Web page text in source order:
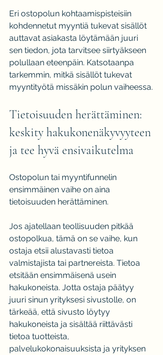
Eri ostopolun kohtaamispisteisiin
kohdennetut myyntiä tukevat sisällöt
auttavat asiakasta löytämään juuri
sen tiedon, jota tarvitsee siirtyäkseen
polullaan eteenpäin. Katsotaanpa
tarkemmin, mitkä sisällöt tukevat
myyntityötä missäkin polun vaiheessa.
Tietoisuuden herättäminen:
keskity hakukonenäkyvyyteen
ja tee hyvä ensivaikutelma
Ostopolun tai myyntifunnelin
ensimmäinen vaihe on aina
tietoisuuden herättäminen.
Jos ajatellaan teollisuuden pitkää
ostopolkua, tämä on se vaihe, kun
ostaja etsii alustavasti tietoa
valmistajista tai partnereista. Tietoa
etsitään ensimmäisenä usein
hakukoneista. Jotta ostaja päätyy
juuri sinun yrityksesi sivustolle, on
tärkeää, että sivusto löytyy
hakukoneista ja sisältää riittävästi
tietoa tuotteista,
palvelukokonaisuuksista ja yrityksen